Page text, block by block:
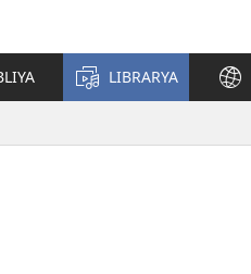
LIBRARYA